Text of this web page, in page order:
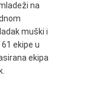
na
muški i
ekipe u
ekipa